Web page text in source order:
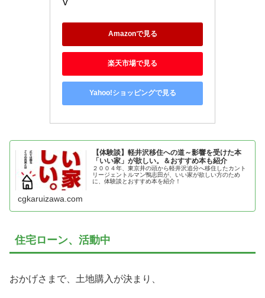
Amazonで見る
楽天市場で見る
Yahoo!ショッピングで見る
【体験談】軽井沢移住への道～影響を受けた本
「いい家」が欲しい。＆おすすめ本も紹介
２００４年、東京井の頭から軽井沢追分へ移住したカント
リージェントルマン鴨志田が、いい家が欲しい方のため
に、体験談とおすすめ本を紹介！
cgkaruizawa.com
住宅ローン、活動中
おかげさまで、土地購入が決まり、